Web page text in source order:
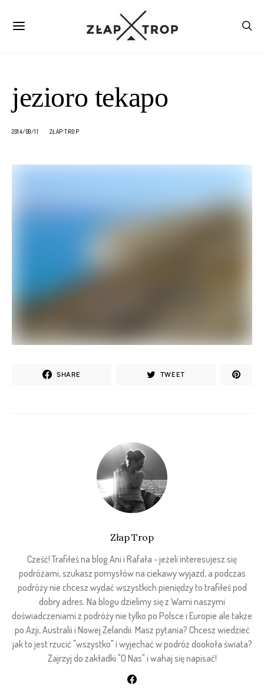
jezioro tekapo
2014/09/11 ZŁAP TROP
SHARE TWEET
Złap Trop
Cześć! Trafiłeś na blog Ani i Rafała - jeżeli interesujesz się
podróżami, szukasz pomysłów na ciekawy wyjazd, a podczas
podróży nie chcesz wydać wszystkich pieniędzy to trafiłeś pod
dobry adres. Na blogu dzielimy się z Wami naszymi
doświadczeniami z podróży nie tylko po Polsce i Europie ale także
po Azji, Australii i Nowej Zelandii. Masz pytania? Chcesz wiedzieć
jak to jest rzucić "wszystko" i wyjechać w podróż dookoła świata?
Zajrzyj do zakładki "O Nas" i wahaj się napisać!